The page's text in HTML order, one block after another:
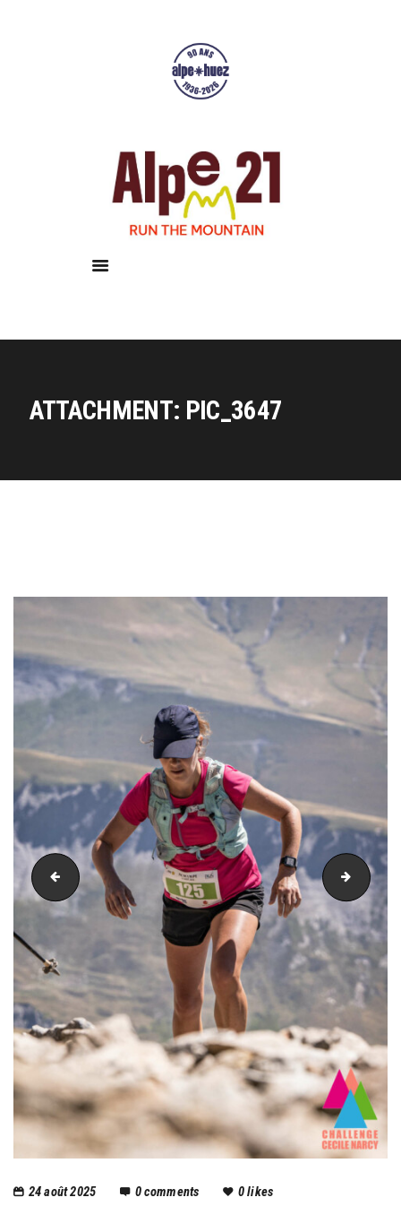
ATTACHMENT: PIC_3647
Résultats
Galerie
Infos pratiques
PIC_3640
24 août 2025 0comments 0likes